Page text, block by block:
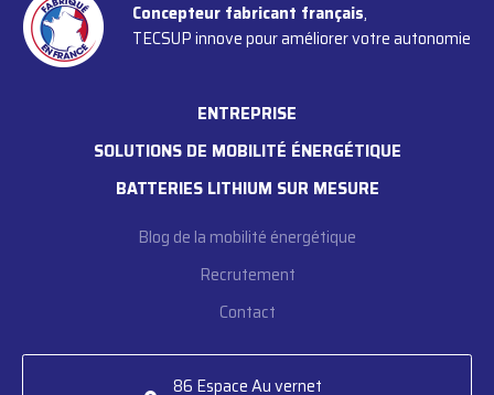
Concepteur fabricant français,
TECSUP innove pour améliorer votre autonomie
ENTREPRISE
SOLUTIONS DE MOBILITÉ ÉNERGÉTIQUE
BATTERIES LITHIUM SUR MESURE
Blog de la mobilité énergétique
Recrutement
Contact
86 Espace Au vernet